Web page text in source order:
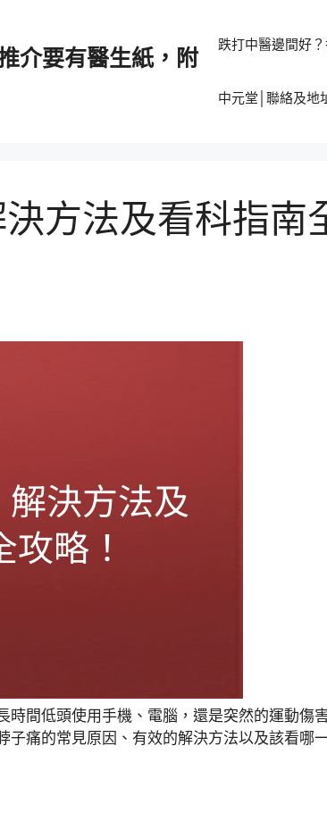
介要有醫生紙，附
跌打中醫邊間好
中元堂│聯絡及地
方法及看科指南
時間低頭使用手機、電腦，還是突然的運動傷
子痛的常見原因、有效的解決方法以及該看哪